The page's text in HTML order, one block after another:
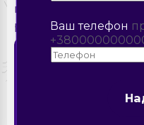
підприємницької
роботи за
Надіслати
Ваш телефон